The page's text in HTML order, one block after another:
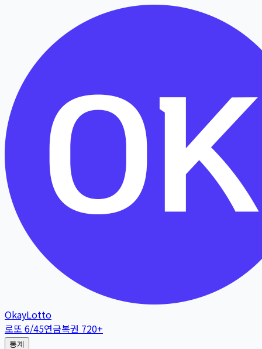
OkayLotto
로또 6/45연금복권 720+
통계